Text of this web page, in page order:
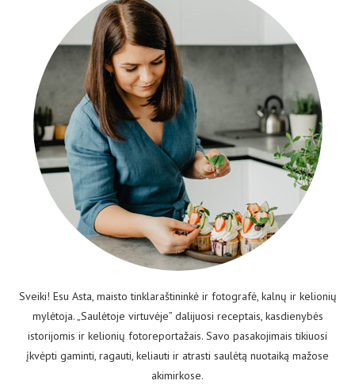
Sveiki! Esu Asta, maisto tinklaraštininkė ir fotografė, kalnų ir kelionių
mylėtoja. „Saulėtoje virtuvėje” dalijuosi receptais, kasdienybės
istorijomis ir kelionių fotoreportažais. Savo pasakojimais tikiuosi
įkvėpti gaminti, ragauti, keliauti ir atrasti saulėtą nuotaiką mažose
akimirkose.